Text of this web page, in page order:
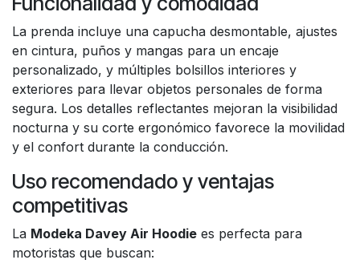
La prenda incluye una capucha desmontable, ajustes
en cintura, puños y mangas para un encaje
personalizado, y múltiples bolsillos interiores y
exteriores para llevar objetos personales de forma
segura. Los detalles reflectantes mejoran la visibilidad
nocturna y su corte ergonómico favorece la movilidad
y el confort durante la conducción.
Uso recomendado y ventajas
competitivas
La Modeka Davey Air Hoodie es perfecta para
motoristas que buscan: